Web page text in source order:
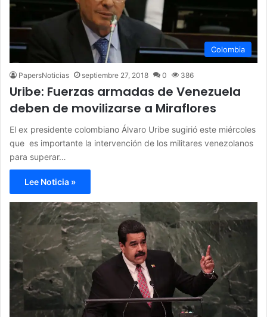
Colombia
PapersNoticias septiembre 27, 2018 0 386
Uribe: Fuerzas armadas de Venezuela
deben de movilizarse a Miraflores
El ex presidente colombiano Álvaro Uribe sugirió este miércoles
que es importante la intervención de los militares venezolanos
para superar…
Lee Noticia »